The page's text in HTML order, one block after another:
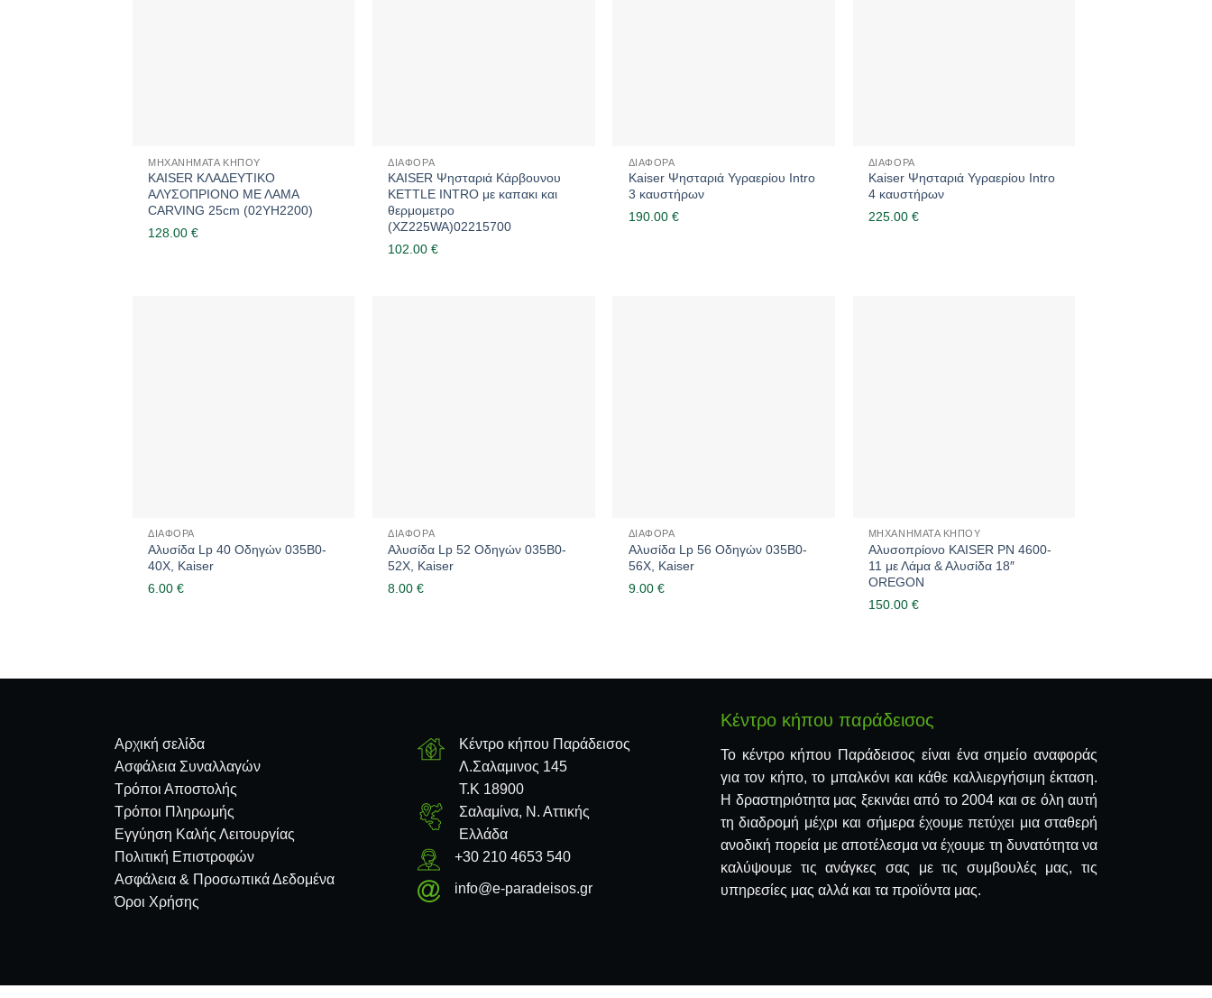
ΜΗΧΑΝΉΜΑΤΑ ΚΉΠΟΥ
KAISER ΚΛΑΔΕΥΤΙΚΟ
ΑΛΥΣΟΠΡΙΟΝΟ ΜΕ ΛΑΜΑ
CARVING 25cm (02YH2200)
128.00€
ΔΙΆΦΟΡΑ
KAISER Ψησταριά Κάρβουνου
KETTLE INTRO με καπακι και
θερμομετρο
(XZ225WA)02215700
102.00€
ΔΙΆΦΟΡΑ
Kaiser Ψησταριά Υγραερίου Intro
3 καυστήρων
190.00 €
ΔΙΆΦΟΡΑ
Kaiser Ψησταριά Υγραερίου Intro
4 καυστήρων
225.00 €
ΔΙΆΦΟΡΑ
Αλυσίδα Lp 40 Οδηγών 035B0-
40X, Kaiser
6.00€
ΔΙΆΦΟΡΑ
Αλυσίδα Lp 52 Οδηγών 035B0-
52X, Kaiser
8.00€
ΔΙΆΦΟΡΑ
Αλυσίδα Lp 56 Οδηγών 035B0-
56X, Kaiser
9.00 €
ΜΗΧΑΝΉΜΑΤΑ ΚΉΠΟΥ
Αλυσοπρίονο KAISER PN 4600-
11 με Λάμα & Αλυσίδα 18″
OREGON
150.00 €
Αρχική σελίδα
Ασφάλεια Συναλλαγών
Τρόποι Αποστολής
Τρόποι Πληρωμής
Εγγύηση Καλής Λειτουργίας
Πολιτική Επιστροφών
Ασφάλεια & Προσωπικά Δεδομένα
Όροι Χρήσης
Κέντρο κήπου Παράδεισος
Λ.Σαλαμινος 145
Τ.Κ 18900
Σαλαμίνα, Ν. Αττικής
Ελλάδα
+30 210 4653 540
info@e-paradeisos.gr
Κέντρο κήπου παράδεισος
Το κέντρο κήπου Παράδεισος είναι ένα σημείο αναφοράς
για τον κήπο, το μπαλκόνι και κάθε καλλιεργήσιμη έκταση.
Η δραστηριότητα μας ξεκινάει από το 2004 και σε όλη αυτή
τη διαδρομή μέχρι και σήμερα έχουμε πετύχει μια σταθερή
ανοδική πορεία με αποτέλεσμα να έχουμε τη δυνατότητα να
καλύψουμε τις ανάγκες σας με τις συμβουλές μας, τις
υπηρεσίες μας αλλά και τα προϊόντα μας.